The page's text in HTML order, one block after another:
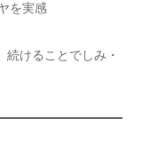
を実感
けることでしみ・